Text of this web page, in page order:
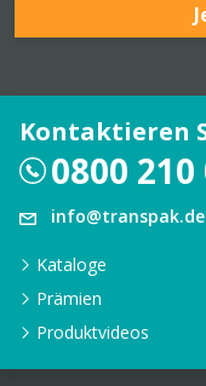
Kontaktieren
0800 210
info@transpak.de
Kataloge
Prämien
Produktvideos